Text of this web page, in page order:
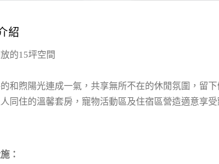
紹
的15坪空間
和煦陽光連成一氣，共享無所不在的休閒氛圍，留
同住的溫馨套房，寵物活動區及住宿區營造適意享受
：